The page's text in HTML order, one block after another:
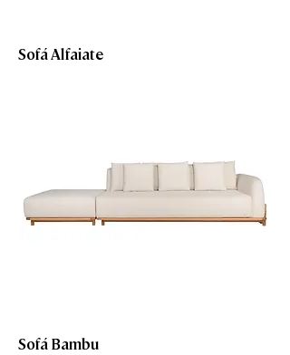
Sofá Alfaiate
Sofá Bambu